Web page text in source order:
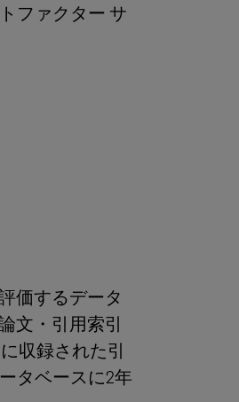
ファクター サ
価するデータ
文・引用索引
収録された引
タベースに2年